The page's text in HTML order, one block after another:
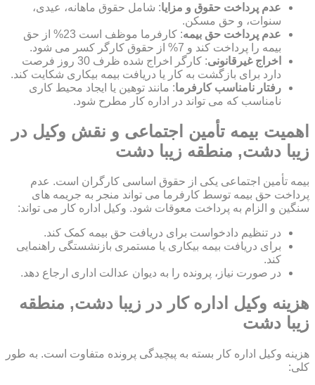
عدم پرداخت حقوق و مزایا: شامل حقوق ماهانه، عیدی،
سنوات، و حق مسکن.
عدم پرداخت حق بیمه
: کارفرما موظف است 23% از حق
بیمه را پرداخت کند و 7% از حقوق کارگر کسر می شود.
اخراج غیرقانونی
: کارگر اخراج شده ظرف 30 روز فرصت
دارد برای بازگشت به کار یا دریافت بیمه بیکاری شکایت کند.
رفتار نامناسب کارفرما: مانند توهین یا ایجاد محیط کاری
نامناسب که می تواند در اداره کار مطرح شود.
اهمیت بیمه تأمین اجتماعی و نقش وکیل در
زیبا دشت, منطقه زیبا دشت
بیمه تأمین اجتماعی یکی از حقوق اساسی کارگران است. عدم
پرداخت حق بیمه توسط کارفرما می تواند منجر به جریمه های
سنگین و الزام به پرداخت معوقات شود. وکیل اداره کار می تواند:
در تنظیم دادخواست برای دریافت حق بیمه کمک کند.
برای دریافت بیمه بیکاری یا مستمری بازنشستگی راهنمایی
کند.
در صورت نیاز، پرونده را به دیوان عدالت اداری ارجاع دهد.
هزینه وکیل اداره کار در زیبا دشت, منطقه
زیبا دشت
هزینه وکیل اداره کار بسته به پیچیدگی پرونده متفاوت است. به طور
کلی: